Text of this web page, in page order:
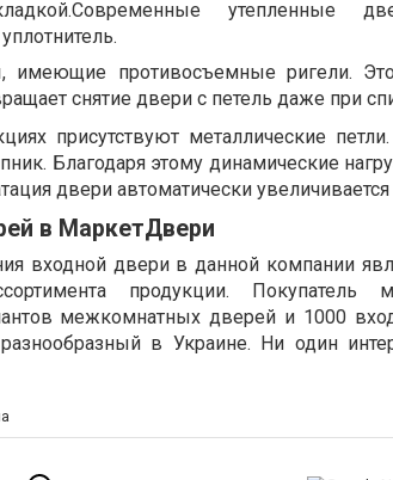
утепленные
имеющие противосъемные ригели.
снятие двери с петель даже при
присутствуют металлические
Благодаря этому динамические
двери автоматически увеличивается
в МаркетДвери
входной двери в данной компании
продукции. Покупатель
межкомнатных дверей и 1000
в Украине. Ни один